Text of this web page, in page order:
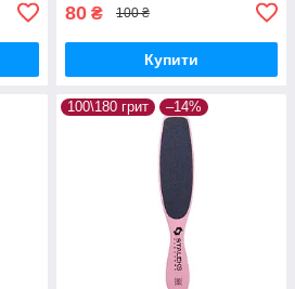
80 ₴ 100 ₴
Купити
100\180 грит –14%